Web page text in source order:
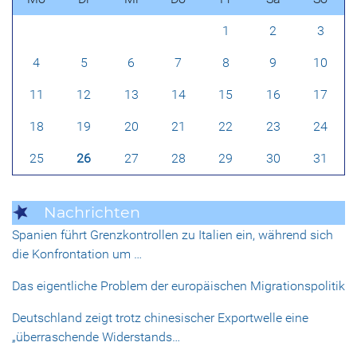
1 2 3
4 5 6 7 8 9 10
11 12 13 14 15 16 17
18 19 20 21 22 23 24
25 26 27 28 29 30 31
Nachrichten
Spanien führt Grenzkontrollen zu Italien ein, während sich
die Konfrontation um …
Das eigentliche Problem der europäischen Migrationspolitik
Deutschland zeigt trotz chinesischer Exportwelle eine
„überraschende Widerstands…